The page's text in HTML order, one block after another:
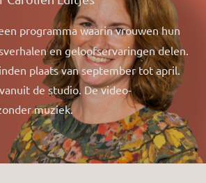
programma waarin vrouwen hun
en geloofservaringen delen.
plaats van september tot april.
de studio. De video-
muziek.